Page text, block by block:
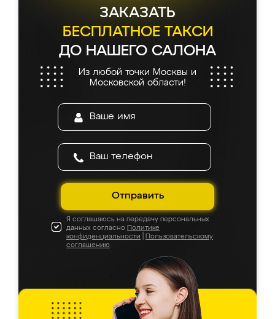
ЗАКАЗАТЬ
БЕСПЛАТНОЕ ТАКСИ
ДО НАШЕГО САЛОНА
Из любой точки Москвы и
Московской области!
Отправить
Я соглашаюсь на передачу персональных
данных согласно Политике
конфиденциальности
Пользовательскому
соглашению